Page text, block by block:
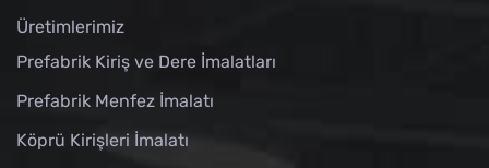
Üretimlerimiz
Prefabrik Kiriş ve Dere İmalatları
Prefabrik Menfez İmalatı
Köprü Kirişleri İmalatı